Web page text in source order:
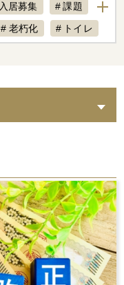
入居募集
課題
老朽化
トイレ
水漏れ
費用
修理費
督促
騒音
時効
託
契約違反
ミナー開催